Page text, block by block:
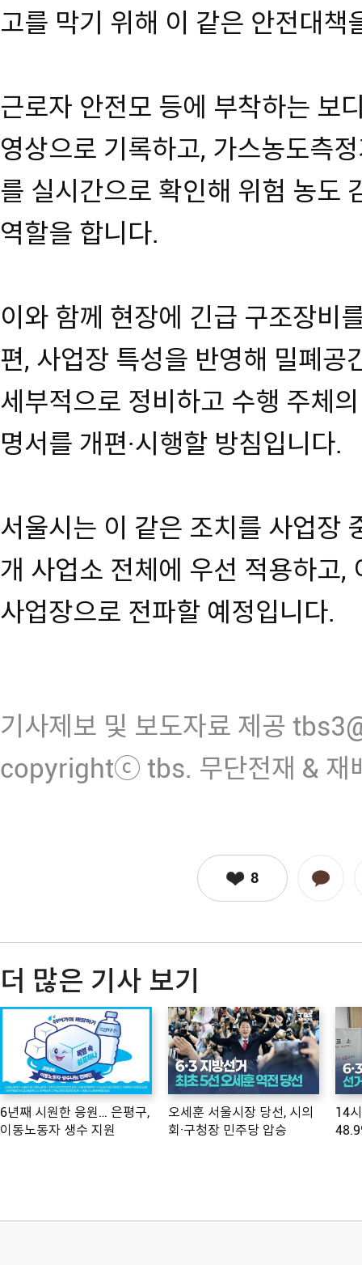
고를 막기 위해 이 같은 안전대책
근로자 안전모 등에 부착하는 보
영상으로 기록하고, 가스농도측
를 실시간으로 확인해 위험 농도
역할을 합니다.
이와 함께 현장에 긴급 구조장비
편, 사업장 특성을 반영해 밀폐공
세부적으로 정비하고 수행 주체
명서를 개편·시행할 방침입니다.
서울시는 이 같은 조치를 사업장
개 사업소 전체에 우선 적용하고
사업장으로 전파할 예정입니다.
기사제보 및 보도자료 제공
copyrightⓒ tbs. 무단전재 & 재
8
더 많은 기사 보기
6년째 시원한 응원… 은평구,
이동노동자 생수 지원
오세훈 서울시장 당선, 시의
회·구청장 민주당 압승
14